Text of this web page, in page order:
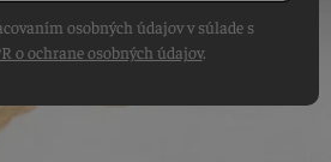
osobných údajov v súlade s
o ochrane osobných údajov.